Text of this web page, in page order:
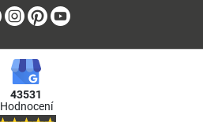
Facebook
Instagram
Pinterest
43531
Hodnocení